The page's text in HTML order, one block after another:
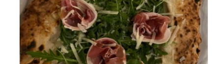
AGGIUNGI AL CARRELLO / DETAILS